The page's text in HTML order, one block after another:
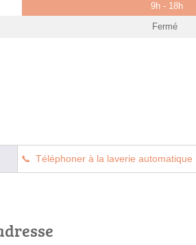
9h - 18h
Fermé
Téléphoner à la laverie automatique